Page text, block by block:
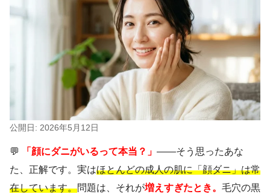
公開日: 2026年5月12日
💬 「顔にダニがいるって本当？」 ——そう思ったあな
た、正解です。実はほとんどの成人の肌に「顔ダニ」は常
在しています。問題は、それが増えすぎたとき。 毛穴の黒